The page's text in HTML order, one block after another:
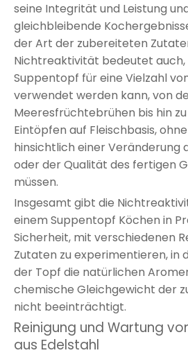
seine Integrität und Leistung
gleichbleibende
der Art der zubereiteten
Nichtreaktivität bedeutet auch,
Suppentopf für eine Vielzahl
verwendet werden kann, von
Meeresfrüchtebrühen bis hin
Eintöpfen auf Fleischbasis,
hinsichtlich einer Veränderung
oder der Qualität des fertigen
müssen.
Insgesamt gibt die
einem Suppentopf Köchen in
Sicherheit, mit verschiedenen
Zutaten zu experimentieren, in
der Topf die natürlichen
chemische Gleichgewicht der
nicht beeinträchtigt.
Reinigung und Wartung
aus Edelstahl